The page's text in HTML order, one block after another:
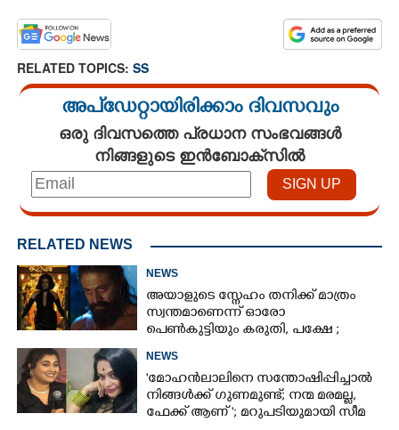
RELATED TOPICS: SS
അപ്ഡേറ്റായിരിക്കാം ദിവസവും
ഒരു ദിവസത്തെ പ്രധാന സംഭവങ്ങൾ
നിങ്ങളുടെ ഇൻബോക്സിൽ
RELATED NEWS
NEWS
അയാളുടെ സ്നേഹം തനിക്ക് മാത്രം
സ്വന്തമാണെന്ന് ഓരോ
പെൺകുട്ടിയും കരുതി,​ പക്ഷേ ;
ടോക്സിക് ട്രെയിലർ
NEWS
'മോഹൻലാലിനെ സന്തോഷിപ്പിച്ചാൽ
നിങ്ങൾക്ക് ഗുണമുണ്ട്; നന്മ മരമല്ല,
ഫേക്ക് ആണ് '; മറുപടിയുമായി സീമ